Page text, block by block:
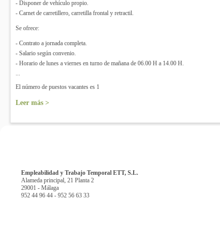
- Disponer de vehículo propio.
- Carnet de carretillero, carretilla frontal y retractil.
Se ofrece:
- Contrato a jornada completa.
- Salario según convenio.
- Horario de lunes a viernes en turno de mañana de 06.00 H a 14.00 H.
...
El número de puestos vacantes es 1
Leer más >
Empleabilidad y Trabajo Temporal ETT, S.L.
Alameda principal, 21 Planta 2
29001 - Málaga
952 44 96 44 - 952 56 63 33